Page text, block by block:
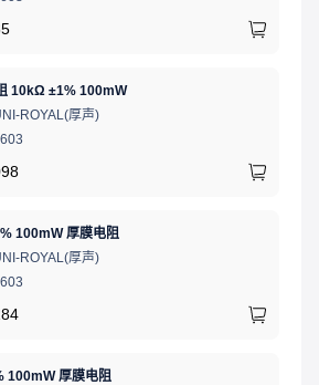
10kΩ ±1% 100mW
ROYAL(厚声)
100mW 厚膜电阻
ROYAL(厚声)
100mW 厚膜电阻